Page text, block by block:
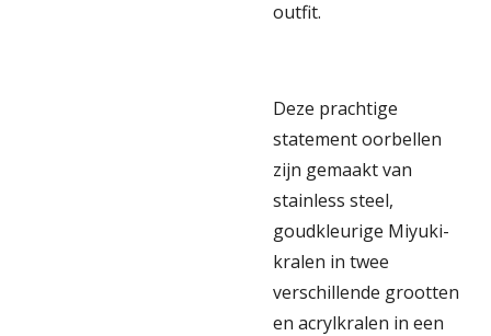
outfit.
Deze prachtige
statement oorbellen
zijn gemaakt van
stainless steel,
goudkleurige Miyuki-
kralen in twee
verschillende grootten
en acrylkralen in een